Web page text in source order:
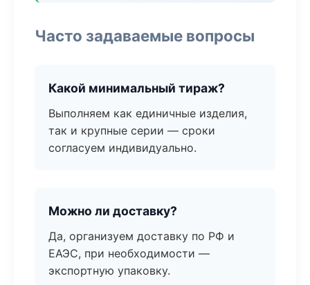
Часто задаваемые вопросы
Какой минимальный тираж?
Выполняем как единичные изделия,
так и крупные серии — сроки
согласуем индивидуально.
Можно ли доставку?
Да, организуем доставку по РФ и
ЕАЭС, при необходимости —
экспортную упаковку.